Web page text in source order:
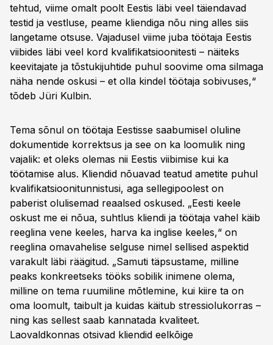
tehtud, viime omalt poolt Eestis läbi veel täiendavad
testid ja vestluse, peame kliendiga nõu ning alles siis
langetame otsuse. Vajadusel viime juba töötaja Eestis
viibides läbi veel kord kvalifikatsioonitesti – näiteks
keevitajate ja tõstukijuhtide puhul soovime oma silmaga
näha nende oskusi – et olla kindel töötaja sobivuses,“
tõdeb Jüri Kulbin.
Tema sõnul on töötaja Eestisse saabumisel oluline
dokumentide korrektsus ja see on ka loomulik ning
vajalik: et oleks olemas nii Eestis viibimise kui ka
töötamise alus. Kliendid nõuavad teatud ametite puhul
kvalifikatsioonitunnistusi, aga sellegipoolest on
paberist olulisemad reaalsed oskused. „Eesti keele
oskust me ei nõua, suhtlus kliendi ja töötaja vahel käib
reeglina vene keeles, harva ka inglise keeles,“ on
reeglina omavahelise selguse nimel sellised aspektid
varakult läbi räägitud. „Samuti täpsustame, milline
peaks konkreetseks tööks sobilik inimene olema,
milline on tema ruumiline mõtlemine, kui kiire ta on
oma loomult, taibult ja kuidas käitub stressiolukorras –
ning kas sellest saab kannatada kvaliteet.
Laovaldkonnas otsivad kliendid eelkõige